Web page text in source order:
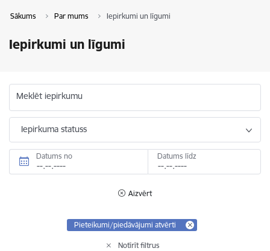
Sākums Par mums Iepirkumi un līgumi
Iepirkumi un līgumi
Meklēt iepirkumu
Iepirkuma statuss
Datums no Datums līdz
Aizvērt
Pieteikumi/piedāvājumi atvērti
Notīrīt filtrus